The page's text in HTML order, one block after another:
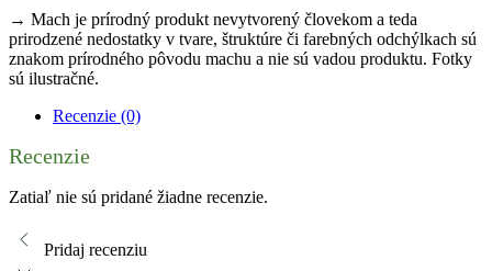
→ Mach je prírodný produkt nevytvorený človekom a teda
prirodzené nedostatky v tvare, štruktúre či farebných odchýlkach sú
znakom prírodného pôvodu machu a nie sú vadou produktu. Fotky
sú ilustračné.
Recenzie (0)
Recenzie
Zatiaľ nie sú pridané žiadne recenzie.
Pridaj recenziu